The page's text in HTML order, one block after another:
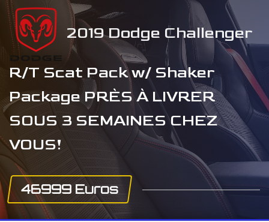
2019 Dodge Challenger
R/T Scat Pack w/ Shaker
Package PRÈS À LIVRER
SOUS 3 SEMAINES CHEZ
VOUS!
46999 Euros